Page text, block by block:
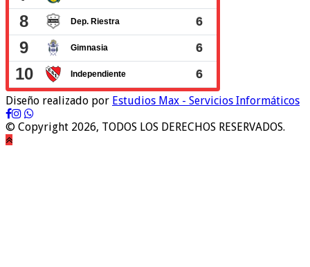
Diseño realizado por Estudios Max - Servicios Informáticos
© Copyright 2026, TODOS LOS DERECHOS RESERVADOS.